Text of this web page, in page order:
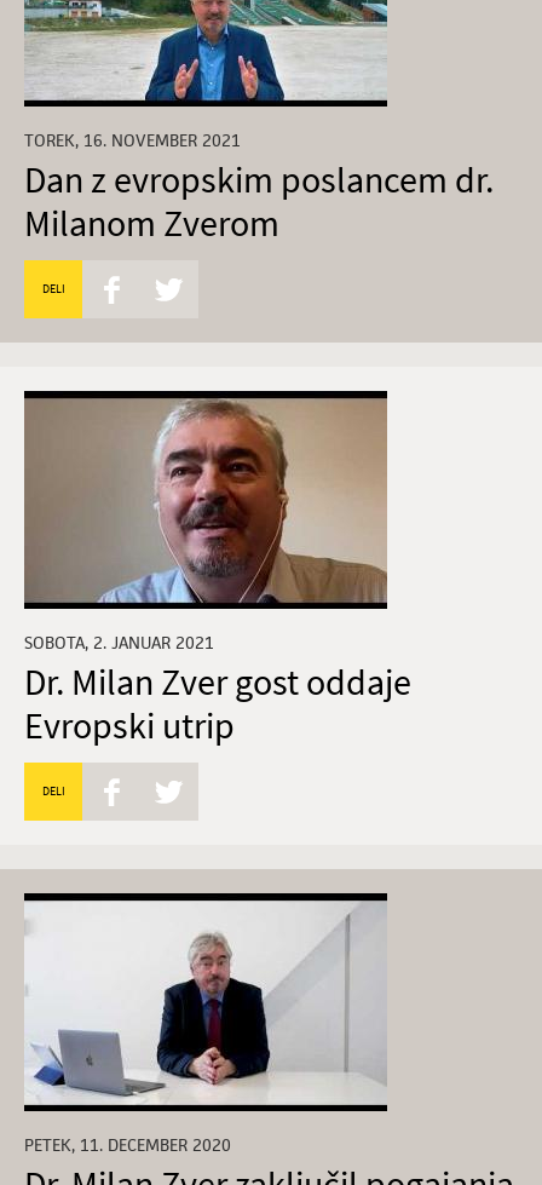
TOREK, 16. NOVEMBER 2021
Dan z evropskim poslancem dr.
Milanom Zverom
DELI
SOBOTA, 2. JANUAR 2021
Dr. Milan Zver gost oddaje
Evropski utrip
DELI
PETEK, 11. DECEMBER 2020